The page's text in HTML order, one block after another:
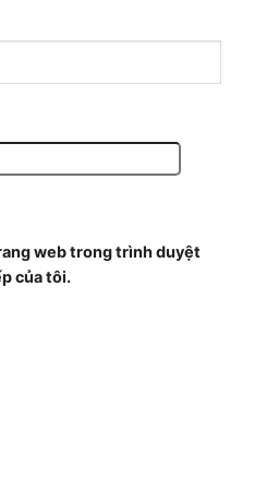
web trong trình duyệt
của tôi.